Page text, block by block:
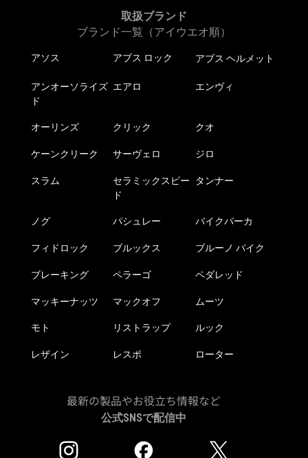
取扱ブランド
ブランド一覧（アイウエオ順）
アソス アブス ロック アブス ヘルメット
アンオーソライズ
ド
エアロ エンヴィ
オーリンズ クリック クオ
ケーンクリーク サーヴェロ ジロ
スラム
セラミックスピー
ド
タンナー
ノグ パシュレー バイクパーカ
フィドロック ブルックス ブルーノ バイク
ブレーキング ペラーゴ ペダレッド
マッキーナッツ マックオフ ムーツ
モト リストラップ ルック
レザイン レスポ ローター
最新の製品やお役立ち情報など
公式SNSで配信中